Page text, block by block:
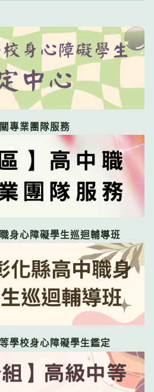
專業團隊服務
身心障礙學生巡迴輔導班
學校身心障礙學生鑑定